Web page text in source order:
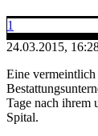
1
24.03.2015,
Eine vermeintlich
Tage nach ihrem
Spital.